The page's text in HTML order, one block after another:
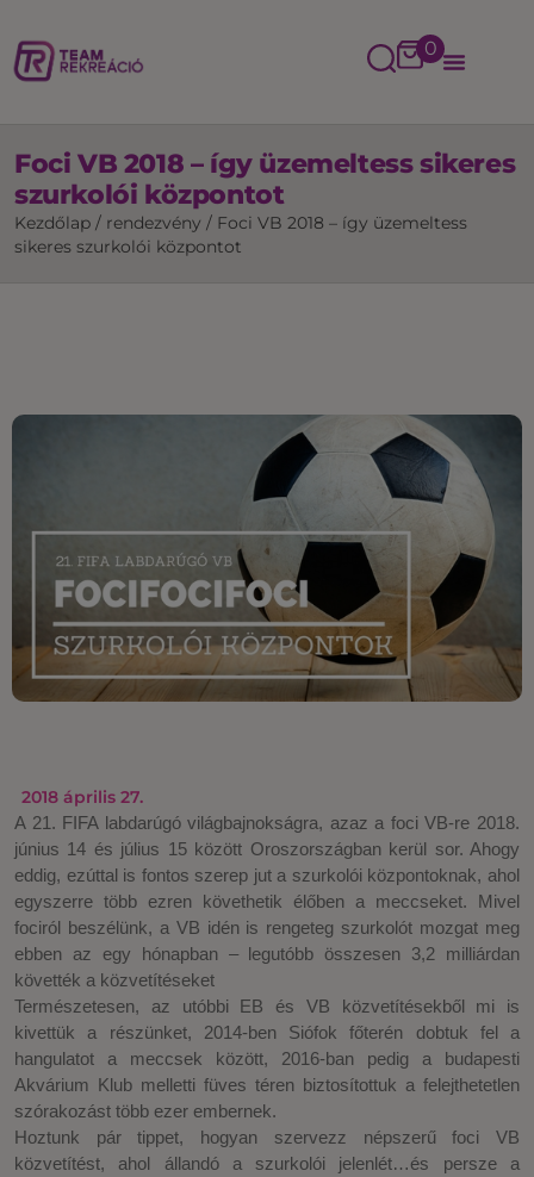
0
Foci VB 2018 – így üzemeltess sikeres
szurkolói központot
Kezdőlap / rendezvény / Foci VB 2018 – így üzemeltess
sikeres szurkolói központot
2018 április 27.
A 21. FIFA labdarúgó világbajnokságra, azaz a foci VB-re 2018.
június 14 és július 15 között Oroszországban kerül sor. Ahogy
eddig, ezúttal is fontos szerep jut a szurkolói központoknak, ahol
egyszerre több ezren követhetik élőben a meccseket. Mivel
fociról beszélünk, a VB idén is rengeteg szurkolót mozgat meg
ebben az egy hónapban – legutóbb összesen 3,2 milliárdan
követték a közvetítéseket
Természetesen, az utóbbi EB és VB közvetítésekből mi is
kivettük a részünket, 2014-ben Siófok főterén dobtuk fel a
hangulatot a meccsek között, 2016-ban pedig a budapesti
Akvárium Klub melletti füves téren biztosítottuk a felejthetetlen
szórakozást több ezer embernek.
Hoztunk pár tippet, hogyan szervezz népszerű foci VB
közvetítést, ahol állandó a szurkolói jelenlét…és persze a